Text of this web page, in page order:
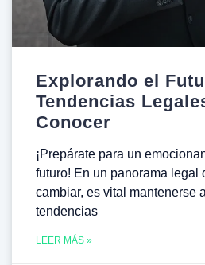
Explorando el
Tendencias
Conocer
¡Prepárate para un
futuro! En un panorama legal
cambiar, es vital mantenerse
tendencias
LEER MÁS »